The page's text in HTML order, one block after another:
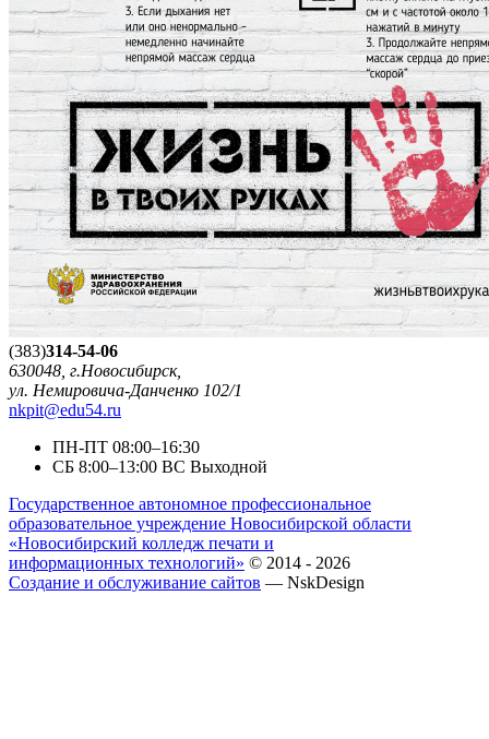
(383)314-54-06
630048, г.Новосибирск,
ул. Немировича-Данченко 102/1
nkpit@edu54.ru
ПН-ПТ 08:00–16:30
CБ 8:00–13:00 ВС Выходной
Государственное автономное профессиональное
образовательное учреждение Новосибирской области
«Новосибирский колледж печати и
информационных технологий» © 2014 - 2026
Создание и обслуживание сайтов — NskDesign